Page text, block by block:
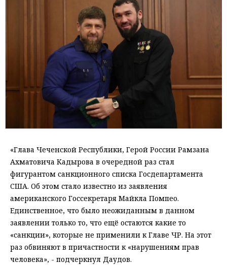
«Глава Чеченской Республики, Герой России Рамзана
Ахматовича Кадырова в очередной раз стал
фигурантом санкционного списка Госдепартамента
США. Об этом стало известно из заявления
американского Госсекретаря Майкла Помпео.
Единственное, что было неожиданным в данном
заявлении только то, что ещё остаются какие то
«санкции», которые не применили к Главе ЧР. На этот
раз обвиняют в причастности к «нарушениям прав
человека», - подчеркнул Даудов.